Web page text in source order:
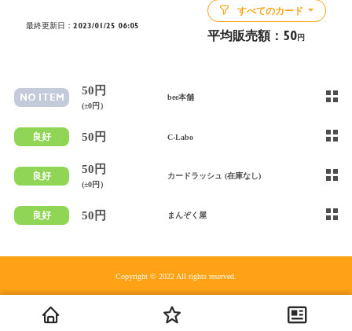
最終更新日：2023/01/25 06:05
すべてのカード
平均販売額： 50円
NO ITEM
50円
(±0円）
bee本舗
良好 50円 C-Labo
良好
50円
(±0円）
カードラッシュ (在庫なし)
良好 50円 まんぞく屋
Copyright © 2022 All rights reserved.